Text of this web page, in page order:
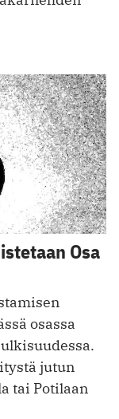
Osa
osassa
jutun
tai Potilaan